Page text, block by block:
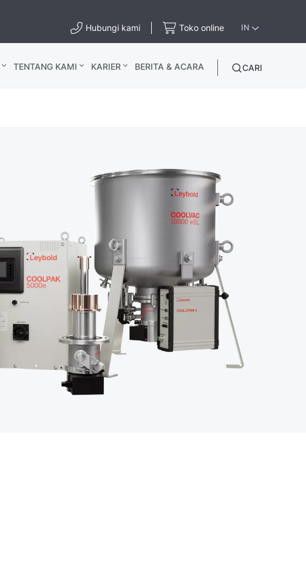
Hubungi kami Toko online IN
TENTANG KAMI KARIER BERITA & ACARA CARI